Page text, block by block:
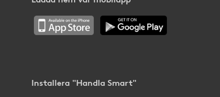
Installera "Handla Smart"